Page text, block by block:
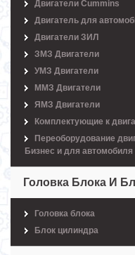
Двигатели Cummins
Двигатель для
Двигатели ЗИЛ
ЗМЗ Двигатели
УМЗ Двигатели
ММЗ Двигатели
ЯМЗ Двигатели
Комплектующие к
Переоборудование
Бизнес и для
Головка Блока И
Головка блока
Блок цилиндра